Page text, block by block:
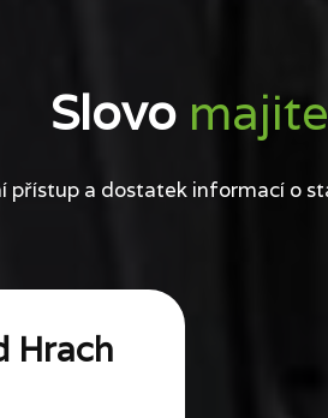
Slovo
přístup a dostatek informací o
Hrach